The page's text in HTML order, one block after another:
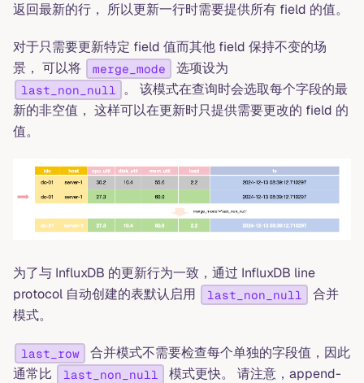
返回最新的行， 所以更新一行时需要提供所有 field 的值。
对于只需要更新特定 field 值而其他 field 保持不变的场
景， 可以将
merge_mode 选项设为
last_non_null
。 该模式在查询时会选取每个字段的最
新的非空值， 这样可以在更新时只提供需要更改的 field 的
值。
为了与 InfluxDB 的更新行为一致，通过 InfluxDB line
protocol 自动创建的表默认启用
last_non_null
合并
模式。
last_row
合并模式不需要检查每个单独的字段值，因此
通常比
last_non_null
模式更快。 请注意，append-